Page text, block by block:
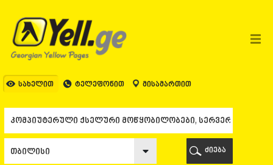
სახელით ტელეფონით მისამართით
ᲗᲑᲘᲚᲘᲡᲘ
ᲗᲑᲘᲚᲘᲡᲘ
ᲐᲤᲮᲐᲖᲔᲗᲘ
ᲒᲐᲚᲘ
ᲑᲐᲗᲣᲛᲘ
ᲥᲝᲑᲣᲚᲔᲗᲘ
ᲨᲣᲐᲮᲔᲕᲘ
ᲩᲐᲥᲕᲘ
ძიება